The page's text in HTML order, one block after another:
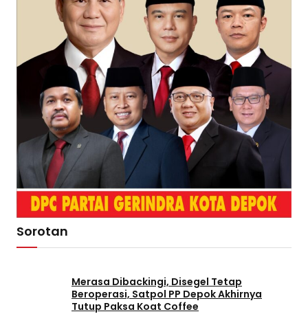
Sorotan
Merasa Dibackingi, Disegel Tetap
Beroperasi, Satpol PP Depok Akhirnya
Tutup Paksa Koat Coffee